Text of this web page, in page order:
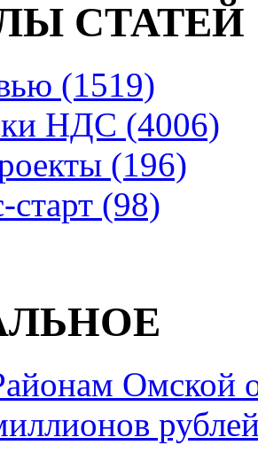
СТАТЕЙ
(1519)
НДС (4006)
(196)
старт (98)
Омской